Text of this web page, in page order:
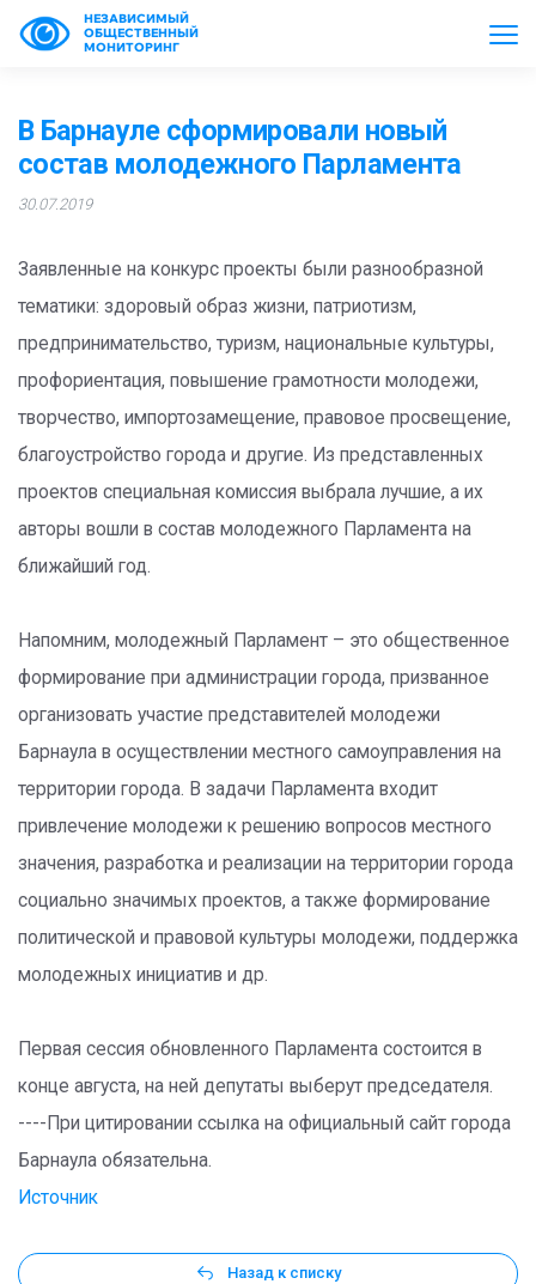
НЕЗАВИСИМЫЙ
ОБЩЕСТВЕННЫЙ
МОНИТОРИНГ
В Барнауле сформировали новый
состав молодежного Парламента
30.07.2019
Заявленные на конкурс проекты были разнообразной
тематики: здоровый образ жизни, патриотизм,
предпринимательство, туризм, национальные культуры,
профориентация, повышение грамотности молодежи,
творчество, импортозамещение, правовое просвещение,
благоустройство города и другие. Из представленных
проектов специальная комиссия выбрала лучшие, а их
авторы вошли в состав молодежного Парламента на
ближайший год.
Напомним, молодежный Парламент – это общественное
формирование при администрации города, призванное
организовать участие представителей молодежи
Барнаула в осуществлении местного самоуправления на
территории города. В задачи Парламента входит
привлечение молодежи к решению вопросов местного
значения, разработка и реализации на территории города
социально значимых проектов, а также формирование
политической и правовой культуры молодежи, поддержка
молодежных инициатив и др.
Первая сессия обновленного Парламента состоится в
конце августа, на ней депутаты выберут председателя.
----При цитировании ссылка на официальный сайт города
Барнаула обязательна.
Источник
Назад к списку